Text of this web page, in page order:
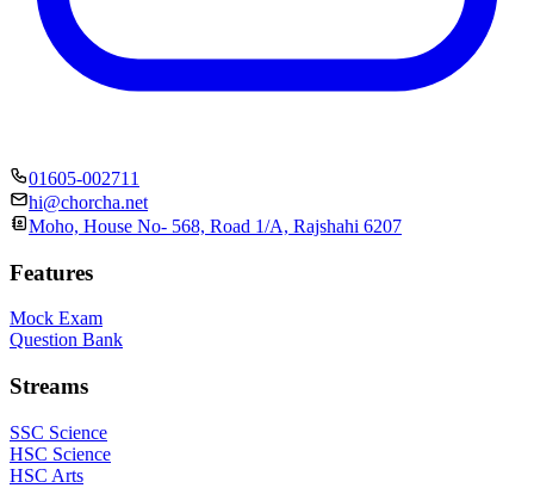
01605-002711
hi@chorcha.net
Moho, House No- 568, Road 1/A, Rajshahi 6207
Features
Mock Exam
Question Bank
Streams
SSC Science
HSC Science
HSC Arts